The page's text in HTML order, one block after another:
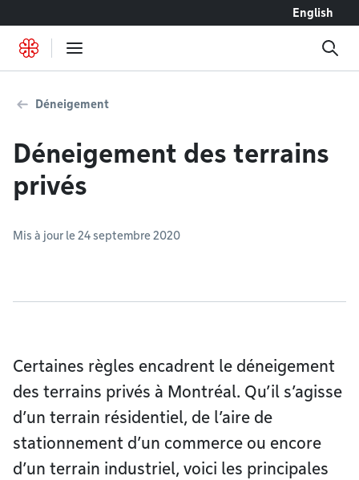
English
Déneigement
Déneigement des terrains
privés
Mis à jour le 24 septembre 2020
Certaines règles encadrent le déneigement
des terrains privés à Montréal. Qu’il s’agisse
d’un terrain résidentiel, de l’aire de
stationnement d’un commerce ou encore
d’un terrain industriel, voici les principales